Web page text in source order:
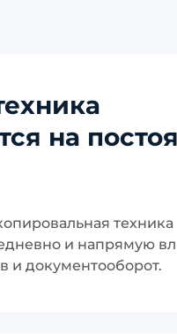
на
техника
и напрямую
и документооборот.